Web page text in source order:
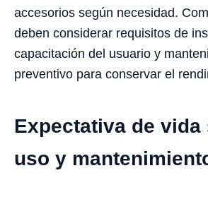
accesorios según necesidad.
deben considerar requisitos de
capacitación del usuario y
preventivo para conservar el
Expectativa de vida
uso y